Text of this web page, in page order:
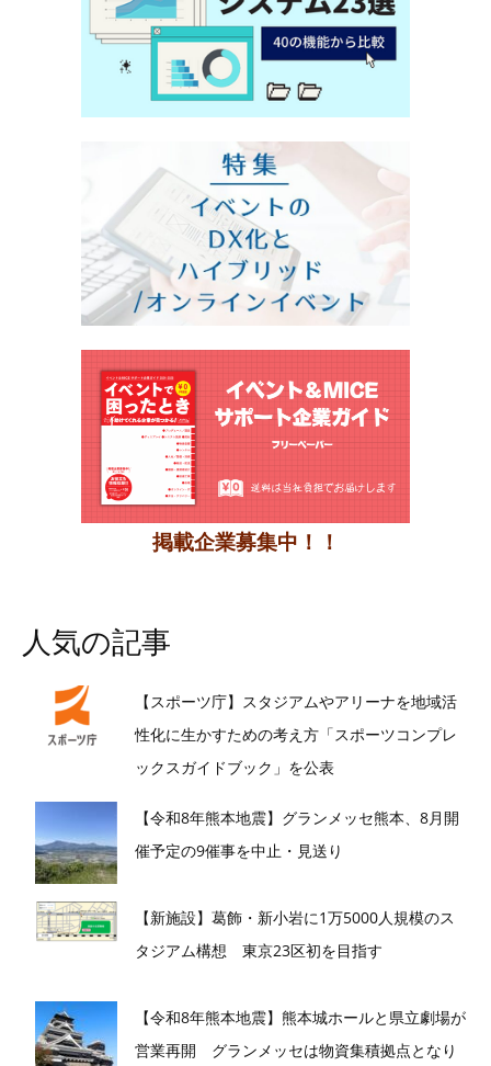
掲載企業募集中！！
人気の記事
【スポーツ庁】スタジアムやアリーナを地域活
性化に生かすための考え方「スポーツコンプレ
ックスガイドブック」を公表
【令和8年熊本地震】グランメッセ熊本、8月開
催予定の9催事を中止・見送り
【新施設】葛飾・新小岩に1万5000人規模のス
タジアム構想 東京23区初を目指す
【令和8年熊本地震】熊本城ホールと県立劇場が
営業再開 グランメッセは物資集積拠点となり